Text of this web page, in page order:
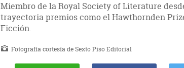
Miembro de la Royal Society of Literature
trayectoria premios como el Hawthornden
Ficción.
Fotografía cortesía de Sexto Piso Editorial